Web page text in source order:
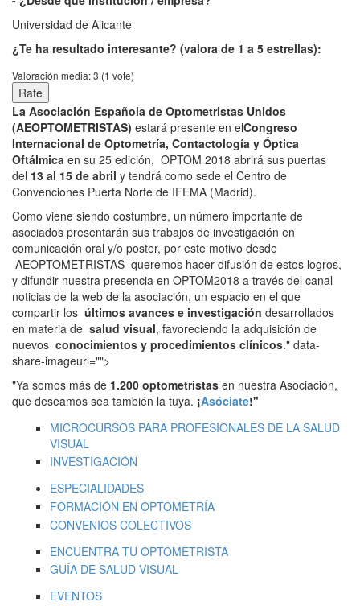
Universidad de Alicante
¿Te ha resultado interesante? (valora de 1 a 5 estrellas):
Valoración media:3 (1 vote)
La Asociación Española de Optometristas Unidos
(AEOPTOMETRISTAS) estará presente en elCongreso
Internacional de Optometría, Contactología y Óptica
Oftálmica en su 25 edición, OPTOM 2018 abrirá sus puertas
del 13 al 15 de abril y tendrá como sede el Centro de
Convenciones Puerta Norte de IFEMA (Madrid).
Como viene siendo costumbre, un número importante de
asociados presentarán sus trabajos de investigación en
comunicación oral y/o poster, por este motivo desde
AEOPTOMETRISTAS queremos hacer difusión de estos logros,
y difundir nuestra presencia en OPTOM2018 a través del canal
noticias de la web de la asociación, un espacio en el que
compartir los últimos avances e investigación desarrollados
en materia de salud visual, favoreciendo la adquisición de
nuevos conocimientos y procedimientos clínicos." data-
share-imageurl="">
"Ya somos más de 1.200 optometristas en nuestra Asociación,
que deseamos sea también la tuya. ¡Asóciate!"
MICROCURSOS PARA PROFESIONALES DE LA SALUD
VISUAL
INVESTIGACIÓN
ESPECIALIDADES
FORMACIÓN EN OPTOMETRÍA
CONVENIOS COLECTIVOS
ENCUENTRA TU OPTOMETRISTA
GUÍA DE SALUD VISUAL
EVENTOS